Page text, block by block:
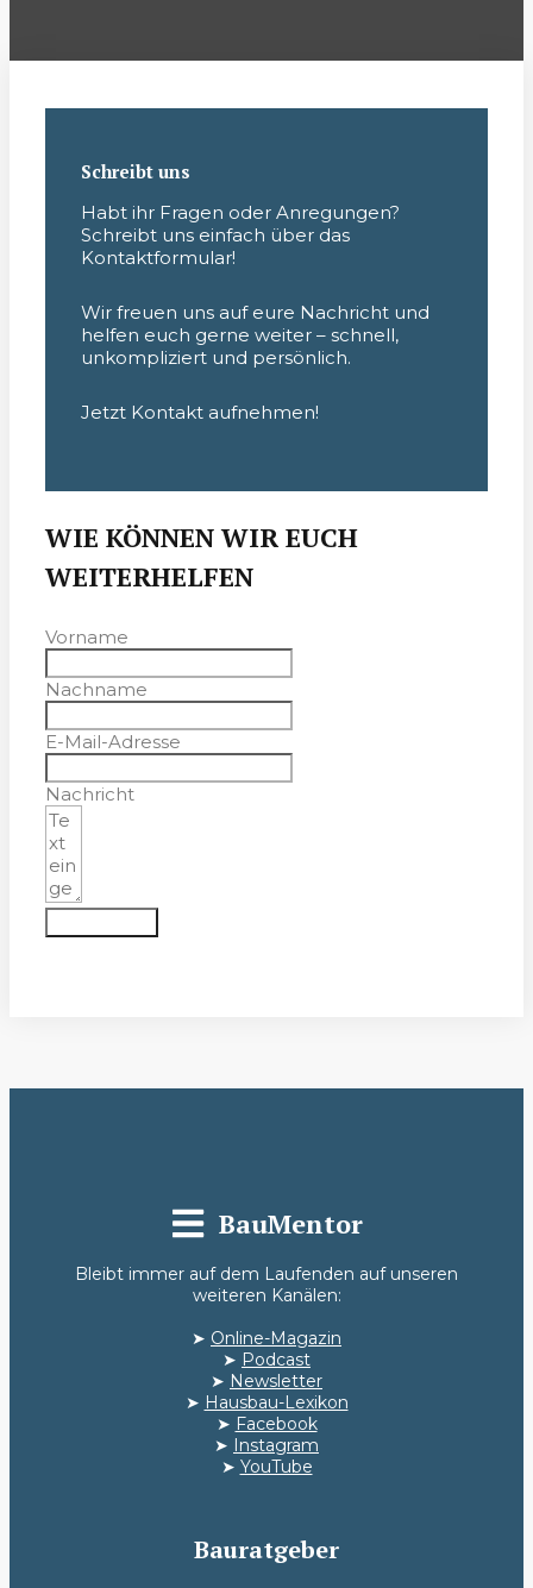
Schreibt uns
Habt ihr Fragen oder Anregungen?
Schreibt uns einfach über das
Kontaktformular!
Wir freuen uns auf eure Nachricht und
helfen euch gerne weiter – schnell,
unkompliziert und persönlich.
Jetzt Kontakt aufnehmen!
WIE KÖNNEN WIR EUCH
WEITERHELFEN
Vorname
Nachname
E-Mail-Adresse
Nachricht
BauMentor
Bleibt immer auf dem Laufenden auf unseren
weiteren Kanälen:
➤ Online-Magazin
➤ Podcast
➤ Newsletter
➤ Hausbau-Lexikon
➤ Facebook
➤
Instagram
➤ YouTube
Bauratgeber